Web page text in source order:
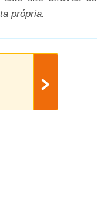
própria.